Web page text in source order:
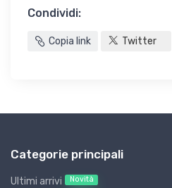
Condividi:
Copia link Twitter
Categorie principali
Ultimi arrivi Novità